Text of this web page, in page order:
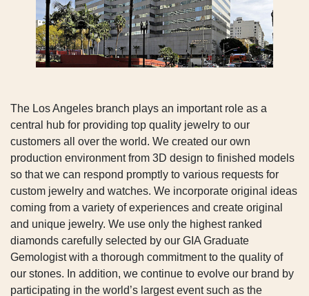
The Los Angeles branch plays an important role as a
central hub for providing top quality jewelry to our
customers all over the world. We created our own
production environment from 3D design to finished models
so that we can respond promptly to various requests for
custom jewelry and watches. We incorporate original ideas
coming from a variety of experiences and create original
and unique jewelry. We use only the highest ranked
diamonds carefully selected by our GIA Graduate
Gemologist with a thorough commitment to the quality of
our stones. In addition, we continue to evolve our brand by
participating in the world’s largest event such as the